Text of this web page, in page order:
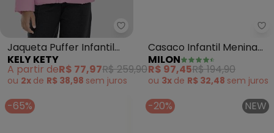
Kely Kety - Jaqueta Puffer
Jaqueta Puffer Infantil
Menina com Capuz
(Rosa)
KELY KETY
A partir deR$ 77,97R$ 259,90
ou 2x de R$ 38,98 sem juros
Casaco Infantil Menina
(Off White)
MILON
R$ 97,45R$ 194,90
ou 3x de R$ 32,48 sem juros
-65% -20% NEW